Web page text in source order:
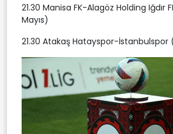
21.30 Manisa FK-Alagöz Holding Iğdır
Mayıs)
21.30 Atakaş Hatayspor-İstanbulspor